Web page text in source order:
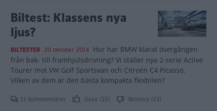
Biltest: Klassens nya
ljus?
BILTESTER 20 oktober 2014 Hur har BMW klarat övergången
från bak- till framhjulsdrivning? Vi ställer nya 2-serie Active
Tourer mot VW Golf Sportsvan och Citroën C4 Picasso.
Vilken av dem är den bästa kompakta flexbilen?
11 kommentarer Gasa (15) Bromsa (13)